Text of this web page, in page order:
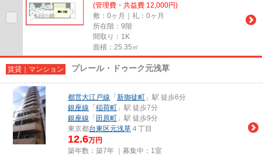
(管理費・共益費 12,000円)
敷：0ヶ月｜礼：0ヶ月
所在階：9階
間取り：1K
面積：25.35㎡
賃貸｜マンション プレール・ドゥーク元浅草
都営大江戸線 「 新御徒町 」駅 徒歩6分
銀座線 「 稲荷町 」駅 徒歩7分
銀座線 「 田原町 」駅 徒歩9分
東京都台東区元浅草 ４丁目
12.6万円
築年数：築7年 ｜募集中： 1室